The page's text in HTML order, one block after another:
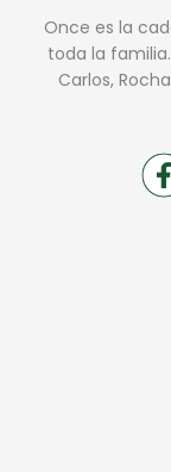
Once es la
toda la
Carlos,